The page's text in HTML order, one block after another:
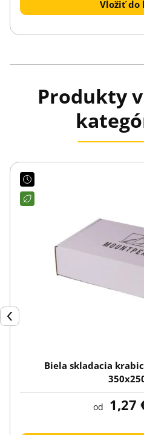
Vložiť do
Produkty
Späť
Biela skladacia
od 1,27